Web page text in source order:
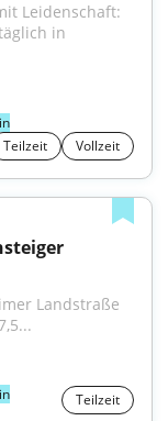
Leidenschaft:
in
Teilzeit
Vollzeit
Landstraße
Teilzeit